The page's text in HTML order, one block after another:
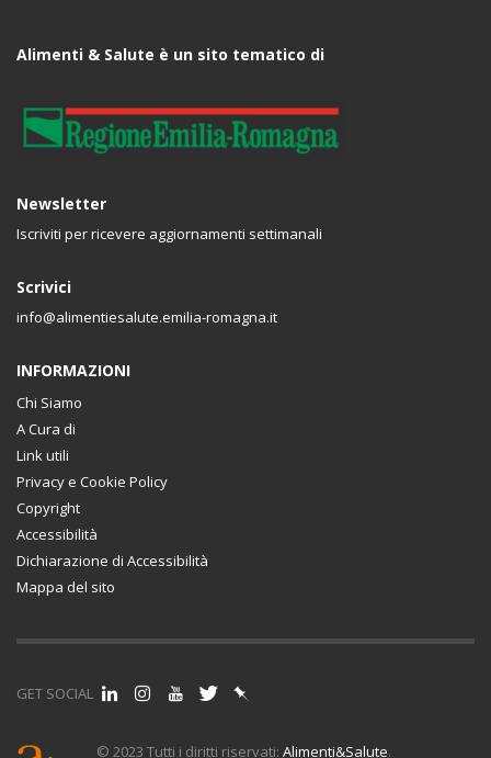
Alimenti & Salute è un sito tematico di
Newsletter
Iscriviti per ricevere aggiornamenti settimanali
Scrivici
info@alimentiesalute.emilia-romagna.it
INFORMAZIONI
Chi Siamo
A Cura di
Link utili
Privacy e Cookie Policy
Copyright
Accessibilità
Dichiarazione di Accessibilità
Mappa del sito
GET SOCIAL
© 2023 Tutti i diritti riservati: Alimenti&Salute.